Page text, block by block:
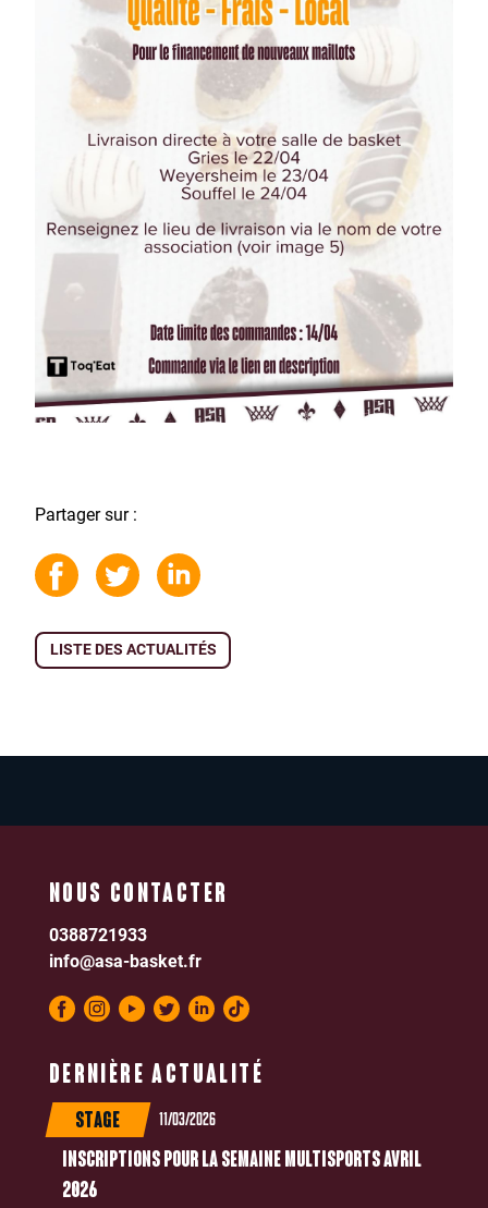
Partager sur :
LISTE DES ACTUALITÉS
DERNIÈRE ACTUALITÉ
STAGE 11/03/2026
INSCRIPTIONS POUR LA SEMAINE MULTISPORTS AVRIL
2026
NOUS CONTACTER
0388721933
info@asa-basket.fr